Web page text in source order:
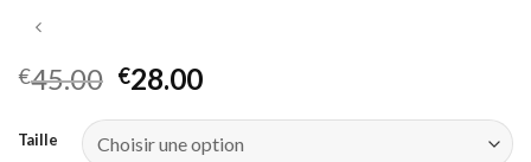
€45.00 €28.00
Taille